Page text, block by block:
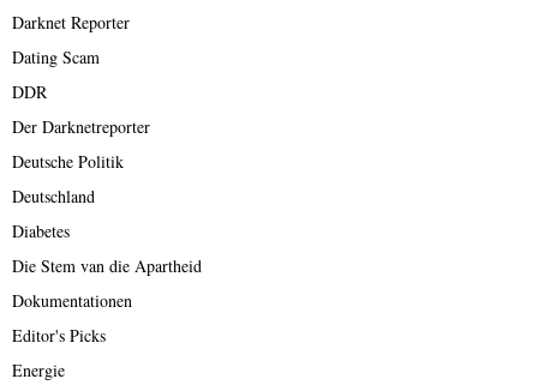
Darknet Reporter
Dating Scam
DDR
Der Darknetreporter
Deutsche Politik
Deutschland
Diabetes
Die Stem van die Apartheid
Dokumentationen
Editor's Picks
Energie